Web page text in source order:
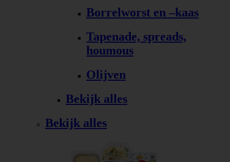
Borrelworst en –kaas
Tapenade, spreads,
houmous
Olijven
Bekijk alles
Bekijk alles